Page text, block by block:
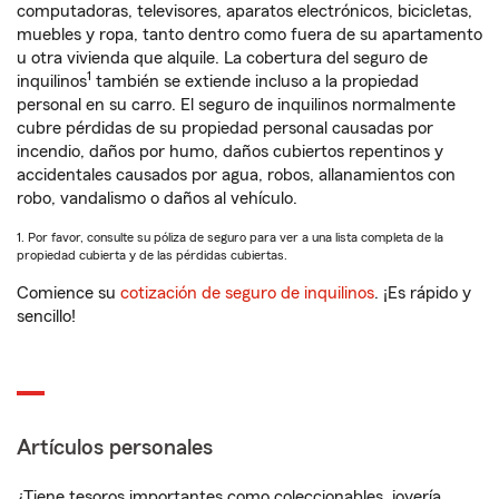
computadoras, televisores, aparatos electrónicos, bicicletas,
muebles y ropa, tanto dentro como fuera de su apartamento
u otra vivienda que alquile. La cobertura del seguro de
inquilinos1 también se extiende incluso a la propiedad
personal en su carro. El seguro de inquilinos normalmente
cubre pérdidas de su propiedad personal causadas por
incendio, daños por humo, daños cubiertos repentinos y
accidentales causados por agua, robos, allanamientos con
robo, vandalismo o daños al vehículo.
1. Por favor, consulte su póliza de seguro para ver a una lista completa de la
propiedad cubierta y de las pérdidas cubiertas.
Comience su cotización de seguro de inquilinos. ¡Es rápido y
sencillo!
Artículos personales